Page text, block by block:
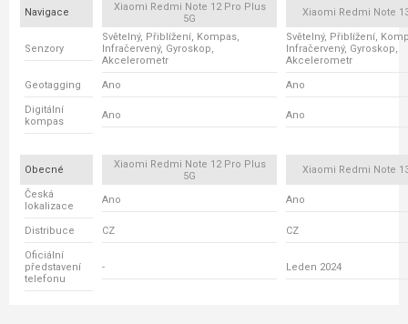
Navigace
Xiaomi Redmi Note 12 Pro Plus
5G
Xiaomi Redmi Note
Senzory
Světelný, Přiblížení, Kompas,
Infračervený, Gyroskop,
Akcelerometr
Světelný, Přiblížení,
Infračervený, Gyroskop,
Akcelerometr
Geotagging Ano Ano
Digitální
kompas
Ano Ano
Obecné
Xiaomi Redmi Note 12 Pro Plus
5G
Xiaomi Redmi Note
Česká
lokalizace
Ano Ano
Distribuce CZ CZ
Oficiální
představení
telefonu
- Leden 2024